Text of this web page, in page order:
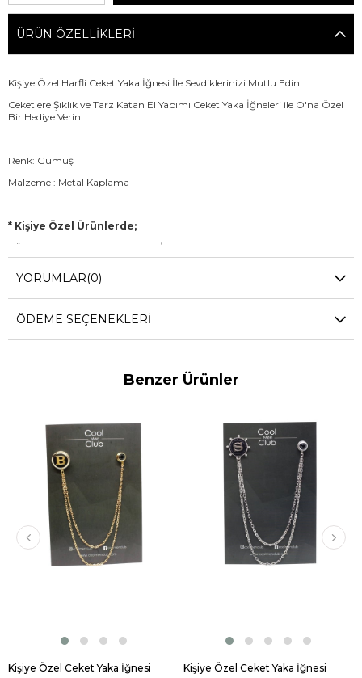
ÜRÜN ÖZELLIKLERI
Kişiye Özel Harfli Ceket Yaka İğnesi İle Sevdiklerinizi Mutlu Edin.
Ceketlere Şıklık ve Tarz Katan El Yapımı Ceket Yaka İğneleri ile O'na Özel
Bir Hediye Verin.
Renk: Gümüş
Malzeme : Metal Kaplama
* Kişiye Özel Ürünlerde;
- Ürünün Hazırlanma Süresi 2-3 İş Günüdür.
YORUMLAR(0)
ÖDEME SEÇENEKLERI
Benzer Ürünler
Kişiye Özel Ceket Yaka İğnesi Kişiye Özel Ceket Yaka İğnesi